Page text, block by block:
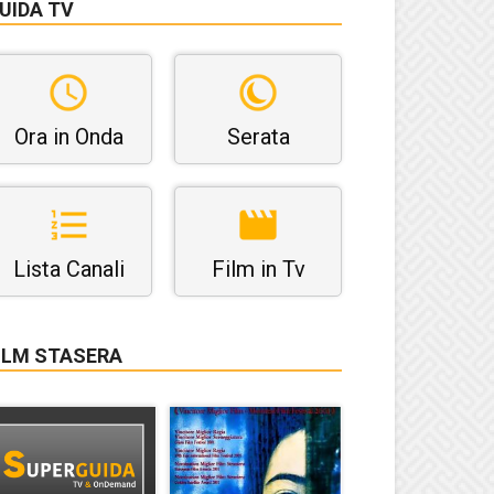
TV
Ora in Onda Serata
Lista Canali Film in Tv
STASERA